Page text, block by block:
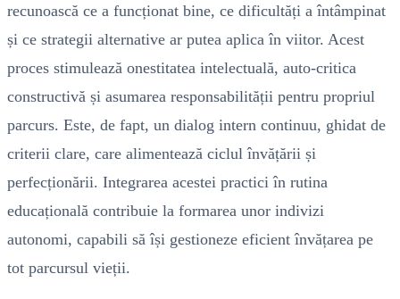
recunoască ce a funcționat bine, ce dificultăți a întâmpinat
și ce strategii alternative ar putea aplica în viitor. Acest
proces stimulează onestitatea intelectuală, auto-critica
constructivă și asumarea responsabilității pentru propriul
parcurs. Este, de fapt, un dialog intern continuu, ghidat de
criterii clare, care alimentează ciclul învățării și
perfecționării. Integrarea acestei practici în rutina
educațională contribuie la formarea unor indivizi
autonomi, capabili să își gestioneze eficient învățarea pe
tot parcursul vieții.